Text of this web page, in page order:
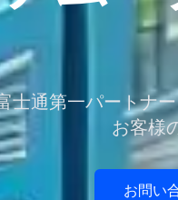
士通第一パートナ
お客様
お問い